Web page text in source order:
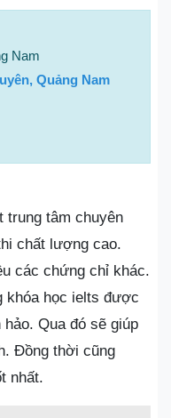
Nam
Quảng Nam
trung tâm chuyên
chất lượng cao.
các chứng chỉ khác.
khóa học ielts được
Qua đó sẽ giúp
Đồng thời cũng
nhất.